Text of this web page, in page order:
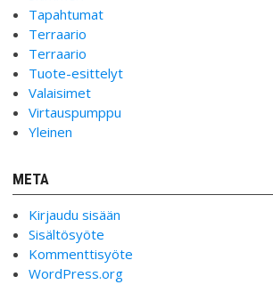
Tapahtumat
Terraario
Terraario
Tuote-esittelyt
Valaisimet
Virtauspumppu
Yleinen
META
Kirjaudu sisään
Sisältösyöte
Kommenttisyöte
WordPress.org